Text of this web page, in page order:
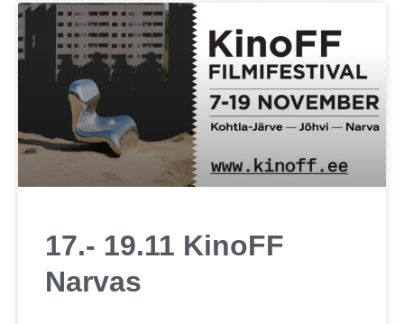
17.- 19.11 KinoFF
Narvas